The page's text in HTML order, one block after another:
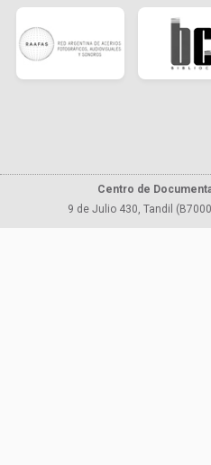
Centro de
9 de Julio 430, Tandil